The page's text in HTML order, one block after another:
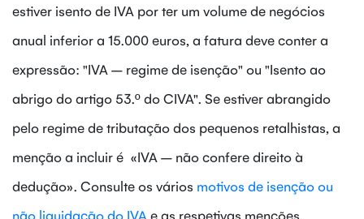
estiver isento de IVA por ter um volume de negócios
anual inferior a 15.000 euros, a fatura deve conter a
expressão: "IVA – regime de isenção" ou "Isento ao
abrigo do artigo 53.º do CIVA". Se estiver abrangido
pelo regime de tributação dos pequenos retalhistas, a
menção a incluir é «IVA – não confere direito à
dedução». Consulte os vários motivos de isenção ou
não liquidação do IVA e as respetivas menções.